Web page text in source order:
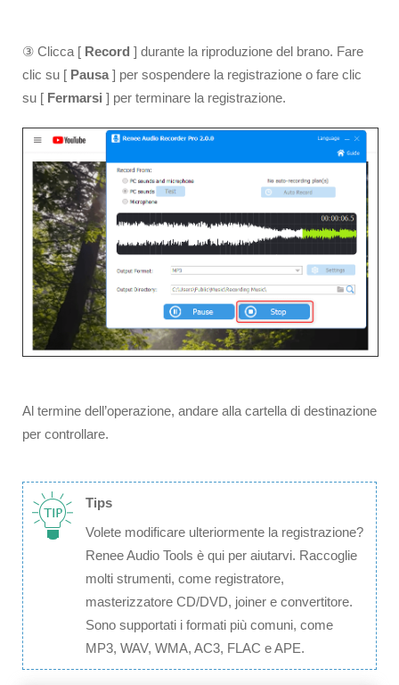
③ Clicca [ Record ] durante la riproduzione del brano. Fare
clic su [ Pausa ] per sospendere la registrazione o fare clic
su [ Fermarsi ] per terminare la registrazione.
Al termine dell’operazione, andare alla cartella di destinazione
per controllare.
Tips
Volete modificare ulteriormente la registrazione?
Renee Audio Tools è qui per aiutarvi. Raccoglie
molti strumenti, come registratore,
masterizzatore CD/DVD, joiner e convertitore.
Sono supportati i formati più comuni, come
MP3, WAV, WMA, AC3, FLAC e APE.